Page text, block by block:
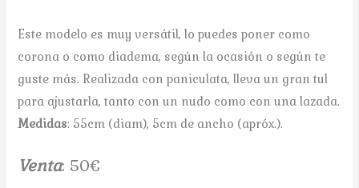
Este modelo es muy versátil, lo puedes poner como
corona o como diadema, según la ocasión o según te
guste más. Realizada con paniculata, lleva un gran tul
para ajustarla, tanto con un nudo como con una lazada.
Medidas: 55cm (diam), 5cm de ancho (apróx.).
Venta: 50€